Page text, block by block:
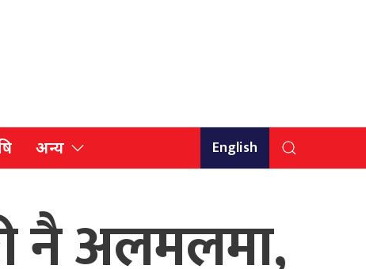
अन्य English
नै अलमलमा,